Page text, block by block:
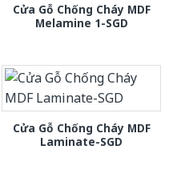
Cửa Gỗ Chống Cháy MDF
Melamine 1-SGD
Cửa Gỗ Chống Cháy MDF
Laminate-SGD